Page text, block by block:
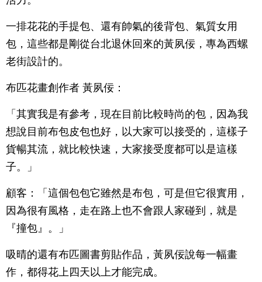
一排花花的手提包、還有帥氣的後背包、氣質女用
包，這些都是剛從台北退休回來的黃夙佞，專為西螺
老街設計的。
布匹花畫創作者 黃夙佞：
「其實我是有參考，現在目前比較時尚的包，因為我
想說目前布包皮包也好，以大家可以接受的，這樣子
貨暢其流，就比較快速，大家接受度都可以是這樣
子。」
顧客：「這個包包它雖然是布包，可是但它很實用，
因為很有風格，走在路上也不會跟人家碰到，就是
『撞包』。」
吸晴的還有布匹圖書剪貼作品，黃夙佞說每一幅畫
作，都得花上四天以上才能完成。